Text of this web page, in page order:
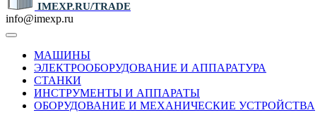
IMEXP.RU/TRADE
info@imexp.ru
МАШИНЫ
ЭЛЕКТРООБОРУДОВАНИЕ И АППАРАТУРА
СТАНКИ
ИНСТРУМЕНТЫ И АППАРАТЫ
ОБОРУДОВАНИЕ И МЕХАНИЧЕСКИЕ УСТРОЙСТВА